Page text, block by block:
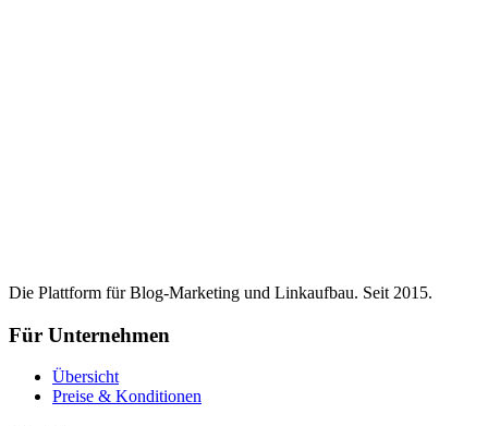
Die Plattform für Blog-Marketing und Linkaufbau. Seit 2015.
Für Unternehmen
Übersicht
Preise & Konditionen